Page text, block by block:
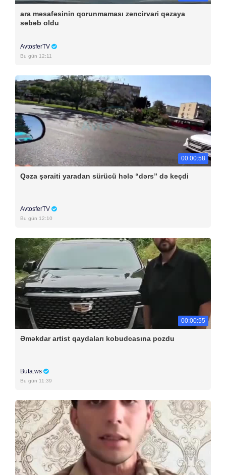
ara məsafəsinin qorunmaması zəncirvari qəzaya
səbəb oldu
AvtosferTV
Bu gün 12:11
00:00:58
Qəza şəraiti yaradan sürücü hələ “dərs” də keçdi
AvtosferTV
Bu gün 12:10
00:00:55
Əməkdar artist qaydaları kobudcasına pozdu
Buta.ws
Bu gün 11:39